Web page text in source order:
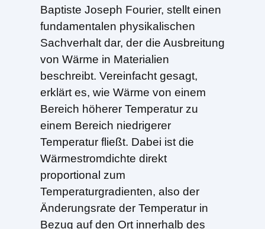
Baptiste Joseph Fourier, stellt einen
fundamentalen physikalischen
Sachverhalt dar, der die Ausbreitung
von Wärme in Materialien
beschreibt. Vereinfacht gesagt,
erklärt es, wie Wärme von einem
Bereich höherer Temperatur zu
einem Bereich niedrigerer
Temperatur fließt. Dabei ist die
Wärmestromdichte direkt
proportional zum
Temperaturgradienten, also der
Änderungsrate der Temperatur in
Bezug auf den Ort innerhalb des